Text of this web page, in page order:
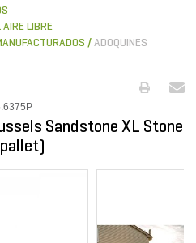
LIBRE
ADOQUINES
Sandstone XL Stone